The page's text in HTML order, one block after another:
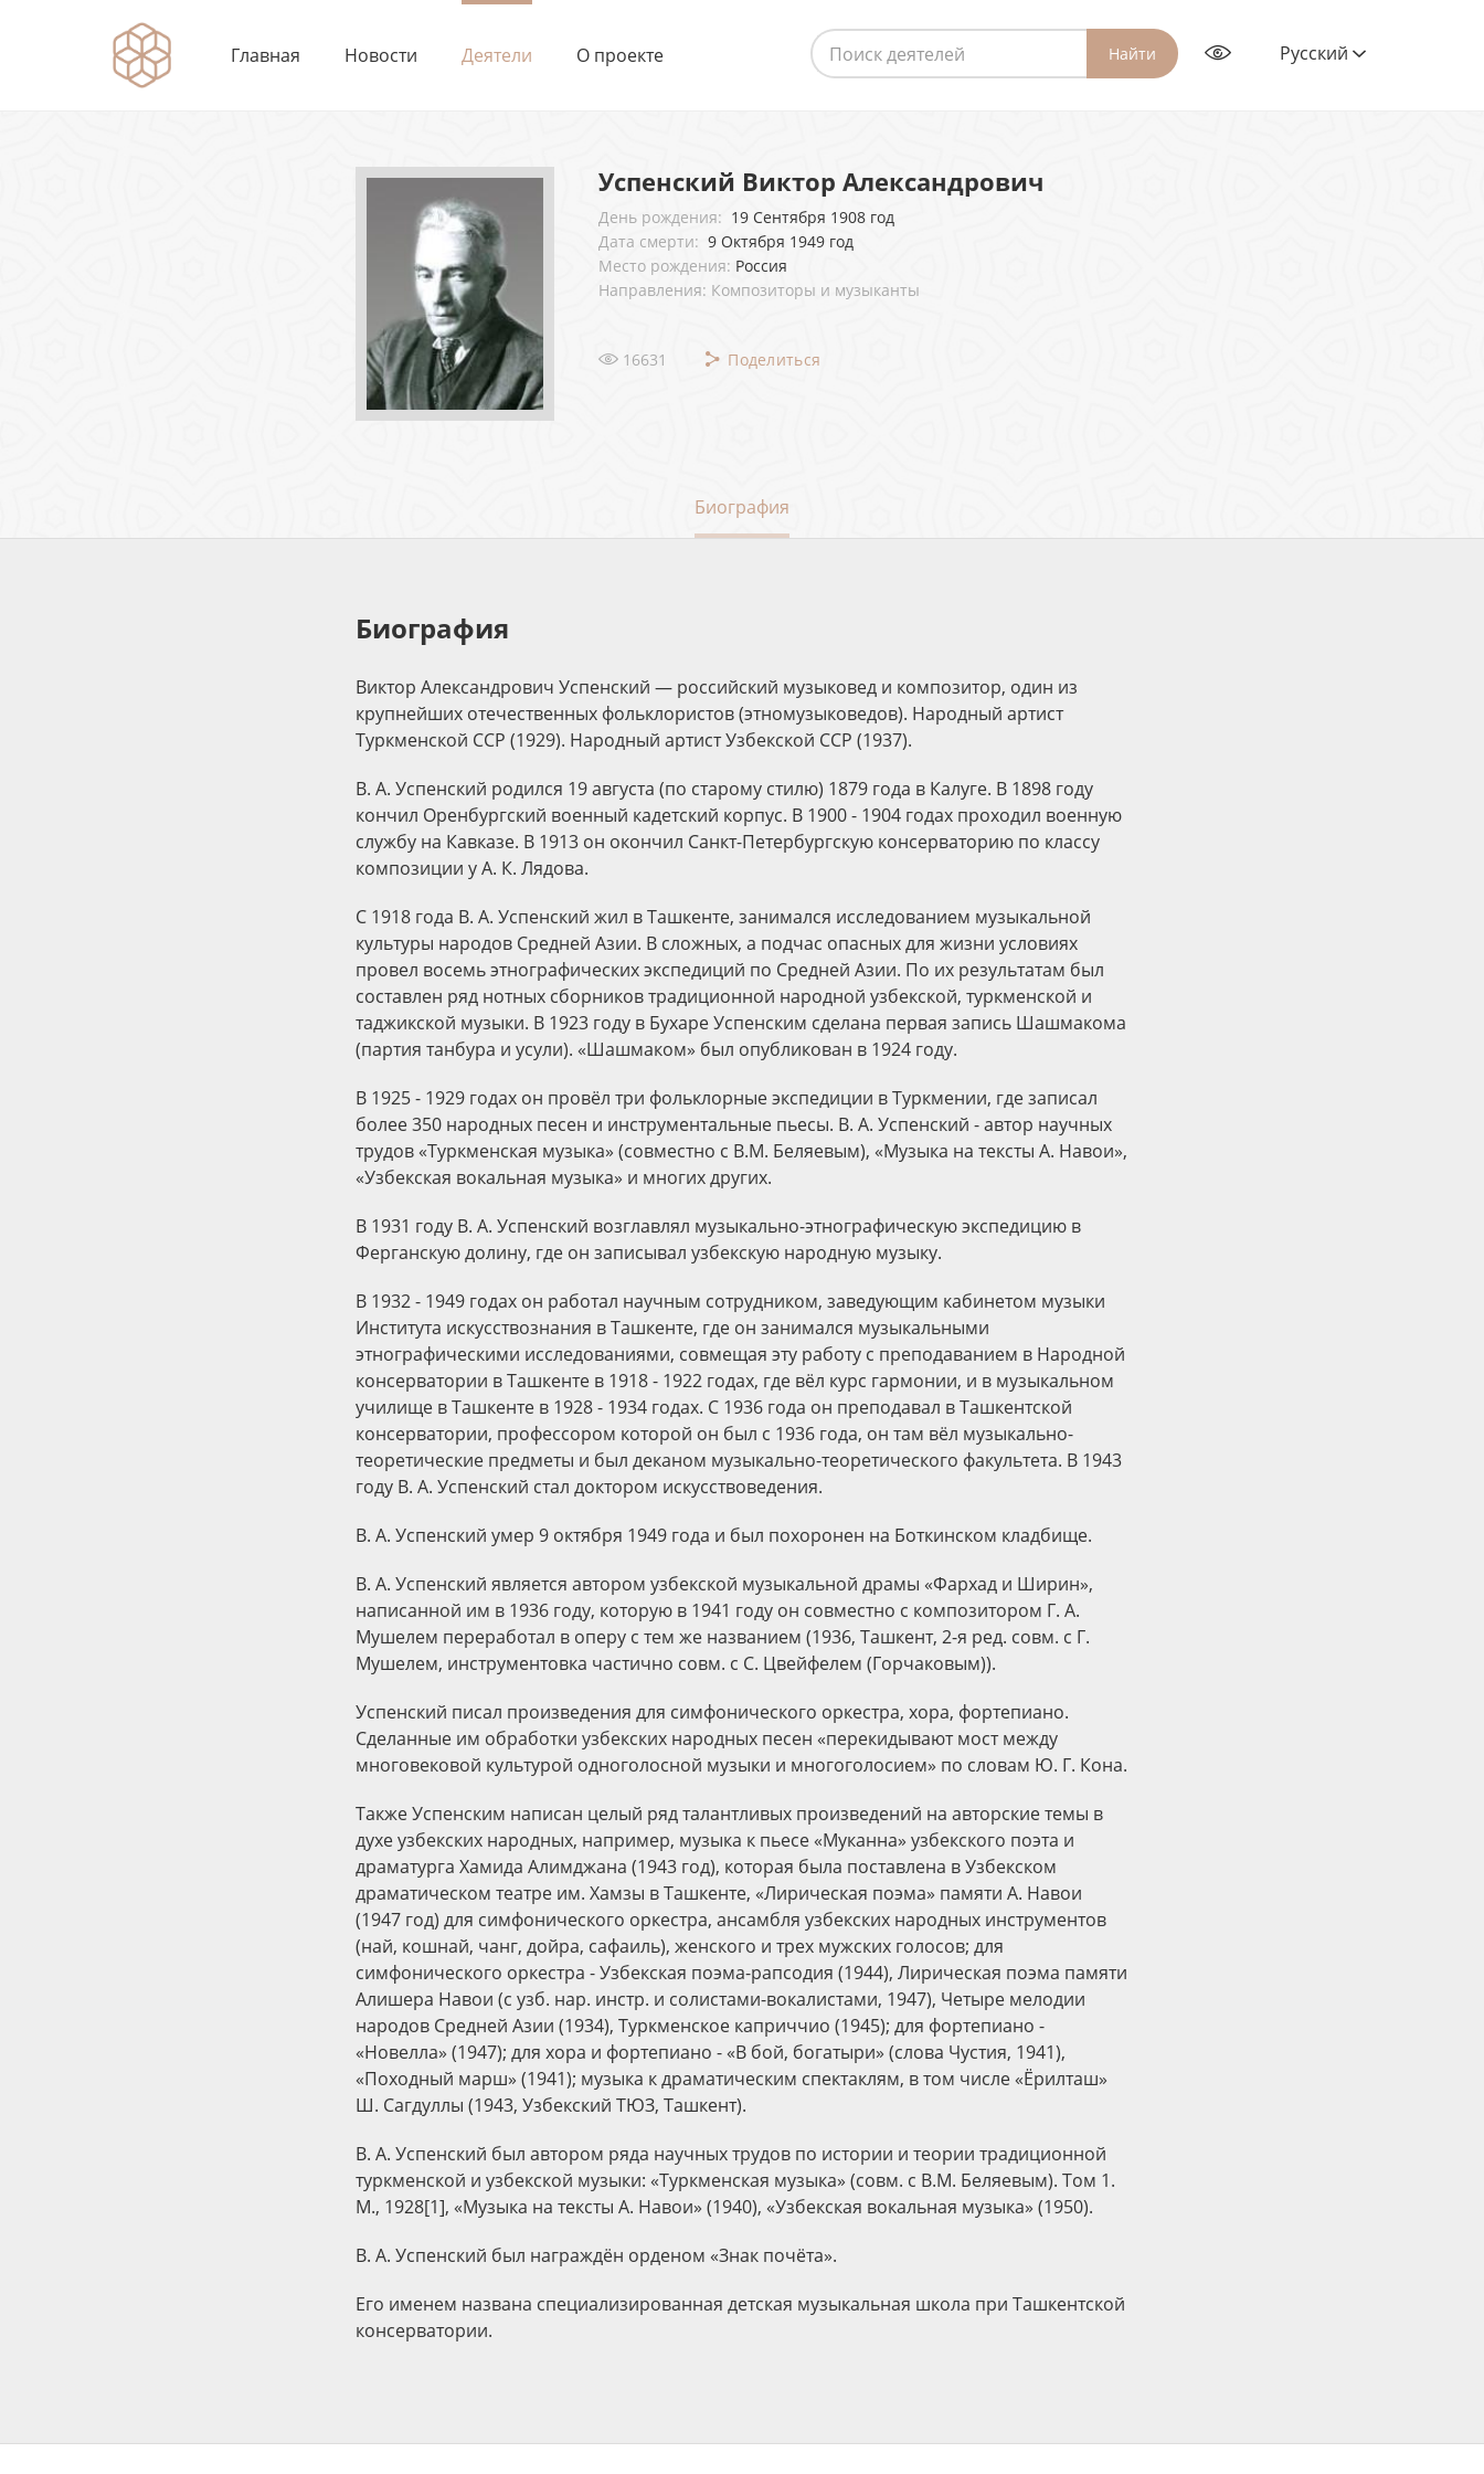
Главная Новости Деятели О проекте Найти Русский
Успенский Виктор Александрович
День рождения: 19 Сентября 1908 год
Дата смерти: 9 Октября 1949 год
Место рождения: Россия
Направления: Композиторы и музыканты
16631 Поделиться
Биография
Биография
Виктор Александрович Успенский — российский музыковед и композитор, один из
крупнейших отечественных фольклористов (этномузыковедов). Народный артист
Туркменской ССР (1929). Народный артист Узбекской ССР (1937).
В. А. Успенский родился 19 августа (по старому стилю) 1879 года в Калуге. В 1898 году
кончил Оренбургский военный кадетский корпус. В 1900 - 1904 годах проходил военную
службу на Кавказе. В 1913 он окончил Санкт-Петербургскую консерваторию по классу
композиции у А. К. Лядова.
С 1918 года В. А. Успенский жил в Ташкенте, занимался исследованием музыкальной
культуры народов Средней Азии. В сложных, а подчас опасных для жизни условиях
провел восемь этнографических экспедиций по Средней Азии. По их результатам был
составлен ряд нотных сборников традиционной народной узбекской, туркменской и
таджикской музыки. В 1923 году в Бухаре Успенским сделана первая запись Шашмакома
(партия танбура и усули). «Шашмаком» был опубликован в 1924 году.
В 1925 - 1929 годах он провёл три фольклорные экспедиции в Туркмении, где записал
более 350 народных песен и инструментальные пьесы. В. А. Успенский - автор научных
трудов «Туркменская музыка» (совместно с В.М. Беляевым), «Музыка на тексты А. Навои»,
«Узбекская вокальная музыка» и многих других.
В 1931 году В. А. Успенский возглавлял музыкально-этнографическую экспедицию в
Ферганскую долину, где он записывал узбекскую народную музыку.
В 1932 - 1949 годах он работал научным сотрудником, заведующим кабинетом музыки
Института искусствознания в Ташкенте, где он занимался музыкальными
этнографическими исследованиями, совмещая эту работу с преподаванием в Народной
консерватории в Ташкенте в 1918 - 1922 годах, где вёл курс гармонии, и в музыкальном
училище в Ташкенте в 1928 - 1934 годах. С 1936 года он преподавал в Ташкентской
консерватории, профессором которой он был с 1936 года, он там вёл музыкально-
теоретические предметы и был деканом музыкально-теоретического факультета. В 1943
году В. А. Успенский стал доктором искусствоведения.
В. А. Успенский умер 9 октября 1949 года и был похоронен на Боткинском кладбище.
В. А. Успенский является автором узбекской музыкальной драмы «Фархад и Ширин»,
написанной им в 1936 году, которую в 1941 году он совместно с композитором Г. А.
Мушелем переработал в оперу с тем же названием (1936, Ташкент, 2-я ред. совм. с Г.
Мушелем, инструментовка частично совм. с С. Цвейфелем (Горчаковым)).
Успенский писал произведения для симфонического оркестра, хора, фортепиано.
Сделанные им обработки узбекских народных песен «перекидывают мост между
многовековой культурой одноголосной музыки и многоголосием» по словам Ю. Г. Кона.
Также Успенским написан целый ряд талантливых произведений на авторские темы в
духе узбекских народных, например, музыка к пьесе «Муканна» узбекского поэта и
драматурга Хамида Алимджана (1943 год), которая была поставлена в Узбекском
драматическом театре им. Хамзы в Ташкенте, «Лирическая поэма» памяти А. Навои
(1947 год) для симфонического оркестра, ансамбля узбекских народных инструментов
(най, кошнай, чанг, дойра, сафаиль), женского и трех мужских голосов; для
симфонического оркестра - Узбекская поэма-рапсодия (1944), Лирическая поэма памяти
Алишера Навои (с узб. нар. инстр. и солистами-вокалистами, 1947), Четыре мелодии
народов Средней Азии (1934), Туркменское каприччио (1945); для фортепиано -
«Новелла» (1947); для хора и фортепиано - «В бой, богатыри» (слова Чустия, 1941),
«Походный марш» (1941); музыка к драматическим спектаклям, в том числе «Ёрилташ»
Ш. Сагдуллы (1943, Узбекский ТЮЗ, Ташкент).
В. А. Успенский был автором ряда научных трудов по истории и теории традиционной
туркменской и узбекской музыки: «Туркменская музыка» (совм. с В.М. Беляевым). Том 1.
М., 1928[1], «Музыка на тексты А. Навои» (1940), «Узбекская вокальная музыка» (1950).
В. А. Успенский был награждён орденом «Знак почёта».
Его именем названа специализированная детская музыкальная школа при Ташкентской
консерватории.